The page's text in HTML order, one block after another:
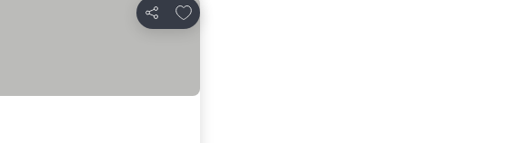
Compartir
Añadir a favoritos